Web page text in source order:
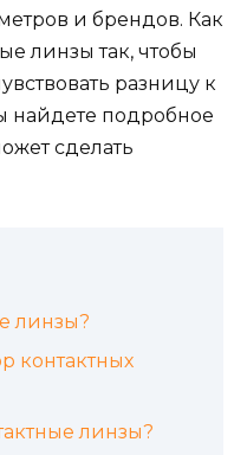
и брендов. Как
линзы так, чтобы
разницу к
найдете подробное
сделать
линзы?
контактных
линзы?